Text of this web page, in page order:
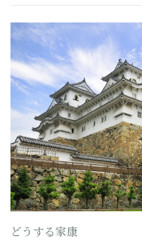
どうする家康